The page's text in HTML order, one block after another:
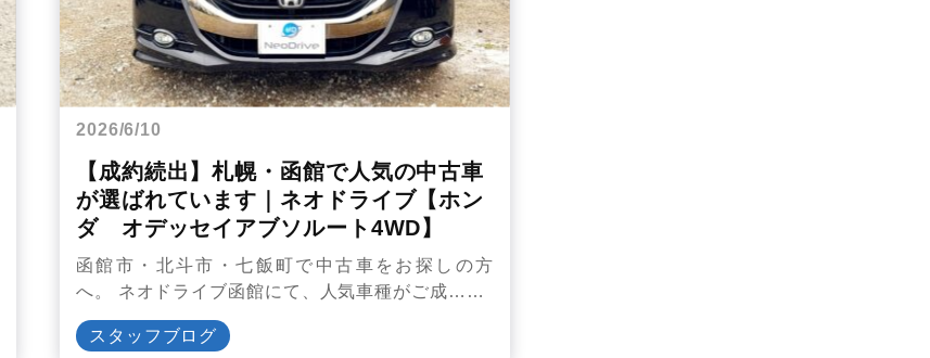
2026/6/10
【成約続出】札幌・函館で人気の中古車
が選ばれています｜ネオドライブ【ホン
ダ オデッセイアブソルート4WD】
函館市・北斗市・七飯町で中古車をお探しの方
へ。 ネオドライブ函館にて、人気車種がご成……
スタッフブログ